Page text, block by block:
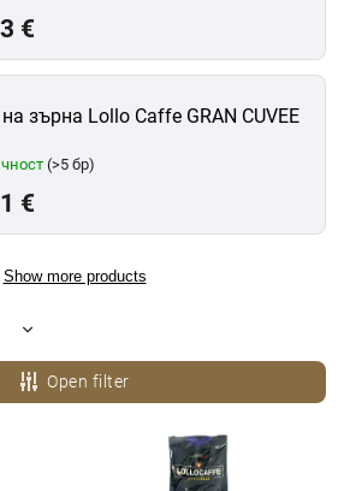
€
зърна Lollo Caffe GRAN CUVEE
(>5 бр)
€
Show more products
Open filter